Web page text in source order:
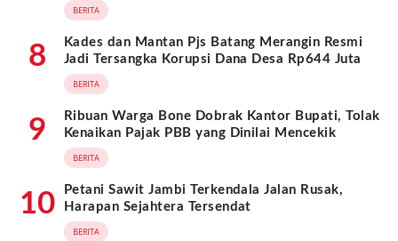
BERITA
8
Kades dan Mantan Pjs Batang Merangin Resmi
Jadi Tersangka Korupsi Dana Desa Rp644 Juta
BERITA
9
Ribuan Warga Bone Dobrak Kantor Bupati, Tolak
Kenaikan Pajak PBB yang Dinilai Mencekik
BERITA
10
Petani Sawit Jambi Terkendala Jalan Rusak,
Harapan Sejahtera Tersendat
BERITA